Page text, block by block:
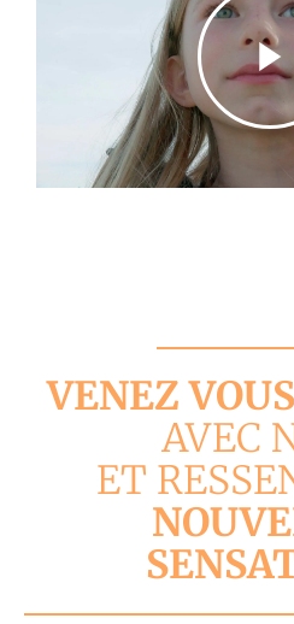
VENEZ
AVEC
ET